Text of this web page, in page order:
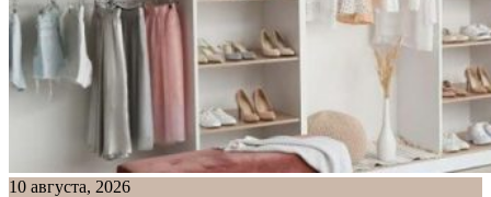
10 августа, 2026